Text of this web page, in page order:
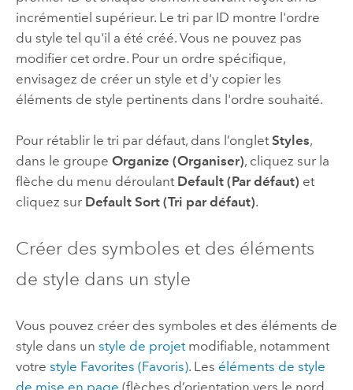
incrémentiel supérieur. Le tri par ID montre l'ordre
du style tel qu'il a été créé. Vous ne pouvez pas
modifier cet ordre. Pour un ordre spécifique,
envisagez de créer un style et d'y copier les
éléments de style pertinents dans l'ordre souhaité.
Pour rétablir le tri par défaut, dans l’onglet Styles,
dans le groupe Organize (Organiser), cliquez sur la
flèche du menu déroulant Default (Par défaut) et
cliquez sur Default Sort (Tri par défaut).
Créer des symboles et des éléments
de style dans un style
Vous pouvez créer des symboles et des éléments de
style dans un style de projetmodifiable, notamment
votre style Favorites (Favoris). Les éléments de style